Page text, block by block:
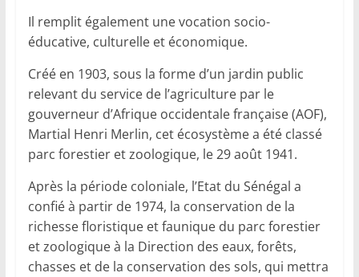
Il remplit également une vocation socio-
éducative, culturelle et économique.
Créé en 1903, sous la forme d’un jardin public
relevant du service de l’agriculture par le
gouverneur d’Afrique occidentale française (AOF),
Martial Henri Merlin, cet écosystème a été classé
parc forestier et zoologique, le 29 août 1941.
Après la période coloniale, l’Etat du Sénégal a
confié à partir de 1974, la conservation de la
richesse floristique et faunique du parc forestier
et zoologique à la Direction des eaux, forêts,
chasses et de la conservation des sols, qui mettra